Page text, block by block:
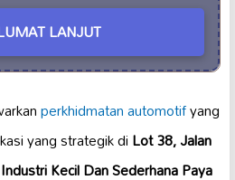
LANJUT
perkhidmatan automotifyang
yang strategik diLot 38, Jalan
Kecil Dan Sederhana Paya